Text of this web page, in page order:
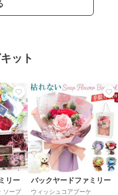
ット
リー
ソープ
バックヤードファミリー
ウィッシュコアブーケ